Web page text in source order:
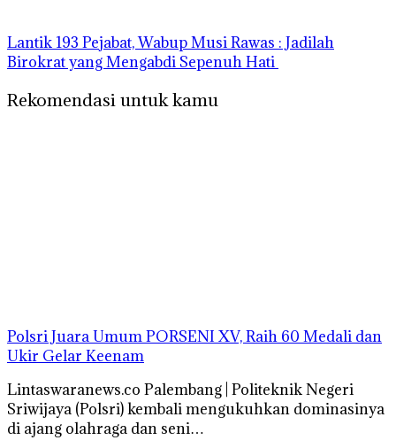
‎Lantik 193 Pejabat, Wabup Musi Rawas : Jadilah
Birokrat yang Mengabdi Sepenuh Hati
Rekomendasi untuk kamu
Polsri Juara Umum PORSENI XV, Raih 60 Medali dan
Ukir Gelar Keenam
Lintaswaranews.co Palembang | Politeknik Negeri
Sriwijaya (Polsri) kembali mengukuhkan dominasinya
di ajang olahraga dan seni…